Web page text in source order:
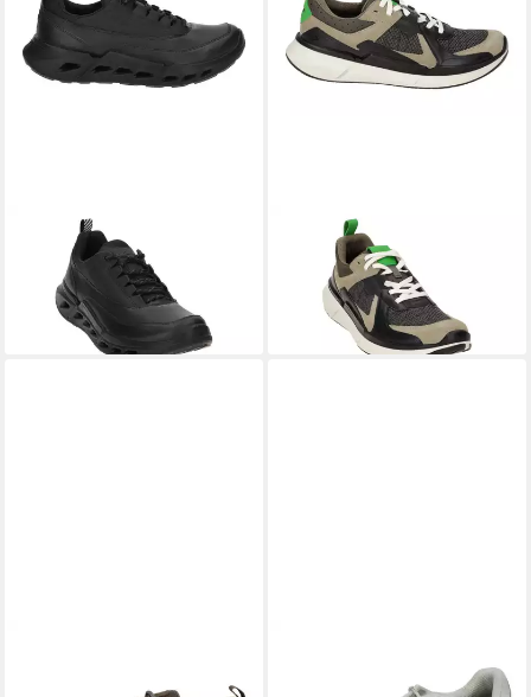
85030451094
Schnürschuh
181,44 €
UVP 200,00 €
83077461060
Schnürschuh
125,90 € UVP160,00 €